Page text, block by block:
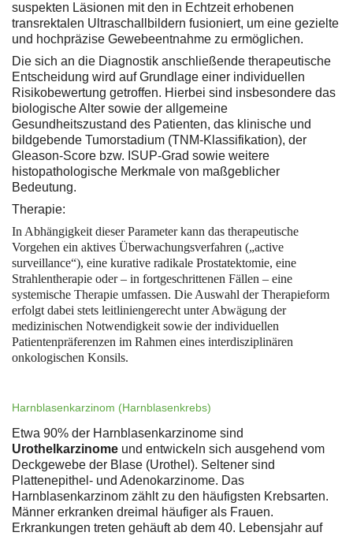
suspekten Läsionen mit den in Echtzeit erhobenen
transrektalen Ultraschallbildern fusioniert, um eine gezielte
und hochpräzise Gewebeentnahme zu ermöglichen.
Die sich an die Diagnostik anschließende therapeutische
Entscheidung wird auf Grundlage einer individuellen
Risikobewertung getroffen. Hierbei sind insbesondere das
biologische Alter sowie der allgemeine
Gesundheitszustand des Patienten, das klinische und
bildgebende Tumorstadium (TNM-Klassifikation), der
Gleason-Score bzw. ISUP-Grad sowie weitere
histopathologische Merkmale von maßgeblicher
Bedeutung.
Therapie:
In Abhängigkeit dieser Parameter kann das therapeutische
Vorgehen ein aktives Überwachungsverfahren („active
surveillance“), eine kurative radikale Prostatektomie, eine
Strahlentherapie oder – in fortgeschrittenen Fällen – eine
systemische Therapie umfassen. Die Auswahl der Therapieform
erfolgt dabei stets leitliniengerecht unter Abwägung der
medizinischen Notwendigkeit sowie der individuellen
Patientenpräferenzen im Rahmen eines interdisziplinären
onkologischen Konsils.
Harnblasenkarzinom (Harnblasenkrebs)
Etwa 90% der Harnblasenkarzinome sind
Urothelkarzinome und entwickeln sich ausgehend vom
Deckgewebe der Blase (Urothel). Seltener sind
Plattenepithel- und Adenokarzinome. Das
Harnblasenkarzinom zählt zu den häufigsten Krebsarten.
Männer erkranken dreimal häufiger als Frauen.
Erkrankungen treten gehäuft ab dem 40. Lebensjahr auf